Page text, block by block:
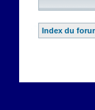
Index du